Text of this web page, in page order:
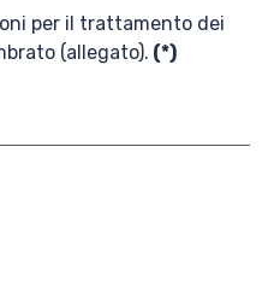
per il trattamento dei
(allegato). (*)